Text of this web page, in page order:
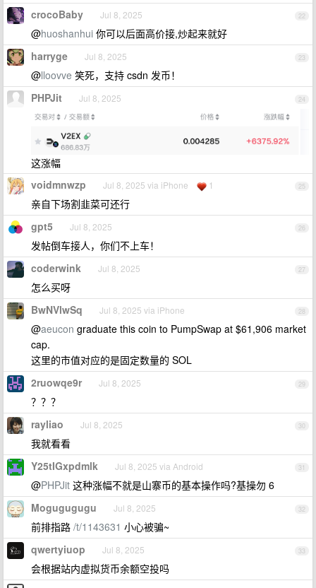
22
crocoBaby Jul 8, 2025
@huoshanhui 你可以后面高价接,炒起来就好
23
harryge Jul 8, 2025
@lloovve 笑死，支持 csdn 发币！
24
PHPJit Jul 8, 2025
这涨幅
25
voidmnwzp Jul 8, 2025 via iPhone 1
亲自下场割韭菜可还行
26
gpt5 Jul 8, 2025
发帖倒车接人，你们不上车！
27
coderwink Jul 8, 2025
怎么买呀
28
BwNVlwSq Jul 8, 2025 via iPhone
@aeucon graduate this coin to PumpSwap at $61,906 market
cap.
这里的市值对应的是固定数量的 SOL
29
2ruowqe9r Jul 8, 2025
？？？
30
rayliao Jul 8, 2025
我就看看
31
Y25tIGxpdmlk Jul 8, 2025 via Android
@PHPJit 这种涨幅不就是山寨币的基本操作吗?基操勿 6
32
Mogugugugu Jul 8, 2025
前排指路 /t/1143631 小心被骗~
33
qwertyiuop Jul 8, 2025
会根据站内虚拟货币余额空投吗